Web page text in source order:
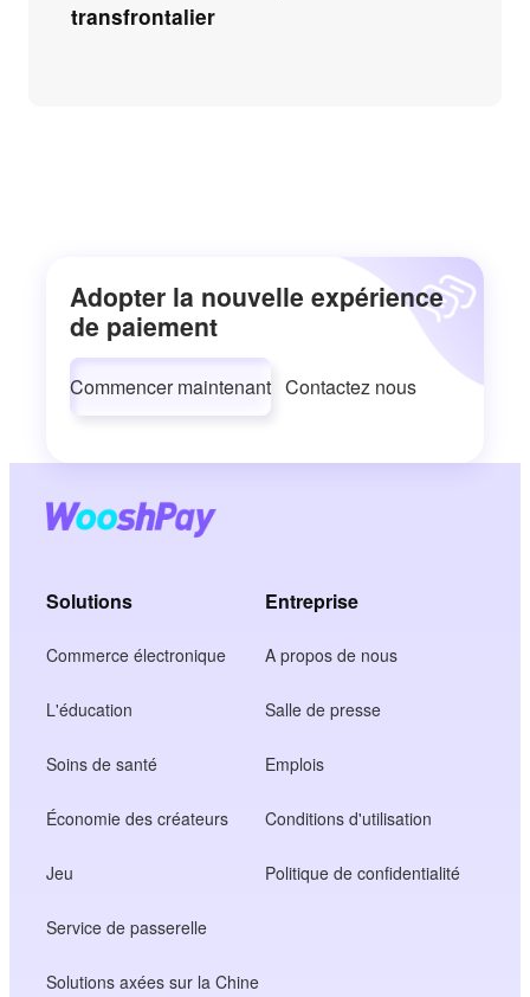
transfrontalier
Adopter la nouvelle expérience
de paiement
Commencer maintenant Contactez nous
Solutions
Commerce électronique
L'éducation
Soins de santé
Économie des créateurs
Jeu
Service de passerelle
Solutions axées sur la Chine
Entreprise
A propos de nous
Salle de presse
Emplois
Conditions d'utilisation
Politique de confidentialité